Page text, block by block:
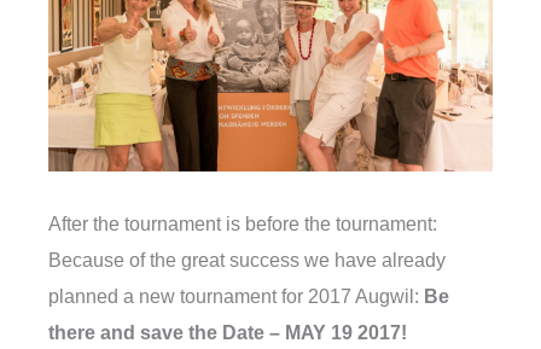
After the tournament is before the tournament:
Because of the great success we have already
planned a new tournament for 2017 Augwil: Be
there and save the Date – MAY 19 2017!